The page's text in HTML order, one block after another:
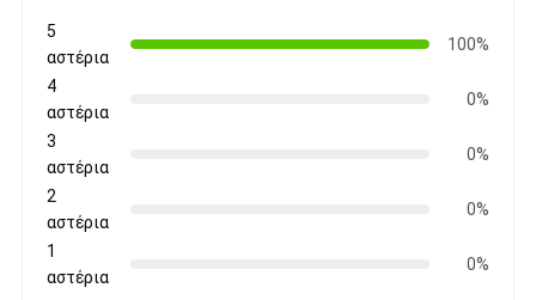
5
αστέρια
100%
4
αστέρια
0%
3
αστέρια
0%
2
αστέρια
0%
1
αστέρια
0%